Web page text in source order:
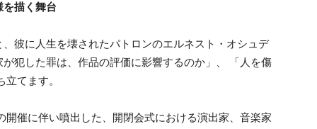
描く舞台
彼に人生を壊されたパトロンのエルネスト・オシュデ
犯した罪は、作品の評価に影響するのか」、 「人を傷
てます。
催に伴い噴出した、開閉会式における演出家、音楽家